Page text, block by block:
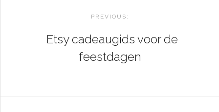
NAVIGATION
PREVIOUS:
Etsy cadeaugids voor de
feestdagen